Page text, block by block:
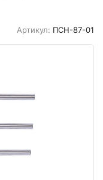
Артикул: ПСН-87-01